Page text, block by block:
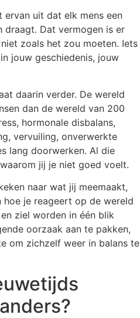
ervan uit dat elk mens een
draagt. Dat vermogen is er
zoals het zou moeten. Iets
jouw geschiedenis, jouw
daarin verder. De wereld
dan de wereld van 200
hormonale disbalans,
vervuiling, onverwerkte
lang doorwerken. Al die
jij je niet goed voelt.
naar wat jij meemaakt,
je reageert op de wereld
ziel worden in één blik
oorzaak aan te pakken,
om zichzelf weer in balans te